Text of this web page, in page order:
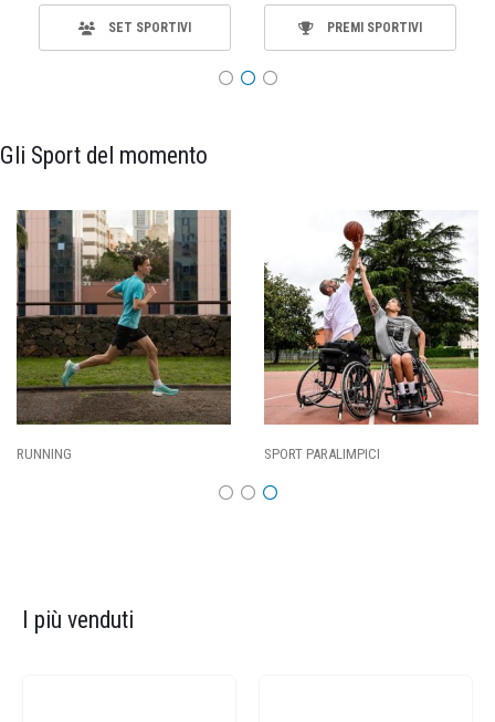
SET SPORTIVI PREMI SPORTIVI
Gli Sport del momento
CALCIO
I più venduti